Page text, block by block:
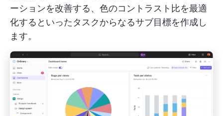
ーションを改善する、色のコントラスト比を最適
化するといったタスクからなるサブ目標を作成し
ます。